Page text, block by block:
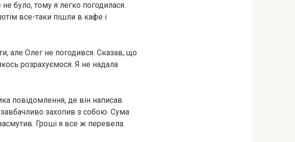
було, тому я легко погодилася.
все-таки пішли в кафе і
але Олег не погодився. Сказав, що
розрахуємося. Я не надала
повідомлення, де він написав
завбачливо захопив з собою. Сума
Гроші я все ж перевела.